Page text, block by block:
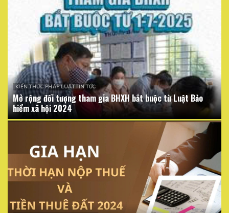
KIẾN THỨC PHÁP LUẬT TIN TỨC
Mở rộng đối tượng tham gia BHXH bắt buộc từ Luật Bảo
hiểm xã hội 2024